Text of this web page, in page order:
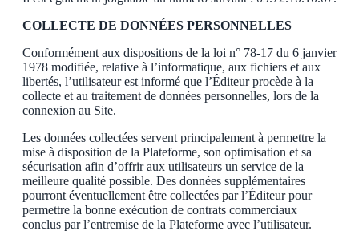
COLLECTE DE DONNÉES PERSONNELLES
Conformément aux dispositions de la loi n° 78-17 du 6 janvier
1978 modifiée, relative à l’informatique, aux fichiers et aux
libertés, l’utilisateur est informé que l’Éditeur procède à la
collecte et au traitement de données personnelles, lors de la
connexion au Site.
Les données collectées servent principalement à permettre la
mise à disposition de la Plateforme, son optimisation et sa
sécurisation afin d’offrir aux utilisateurs un service de la
meilleure qualité possible. Des données supplémentaires
pourront éventuellement être collectées par l’Éditeur pour
permettre la bonne exécution de contrats commerciaux
conclus par l’entremise de la Plateforme avec l’utilisateur.